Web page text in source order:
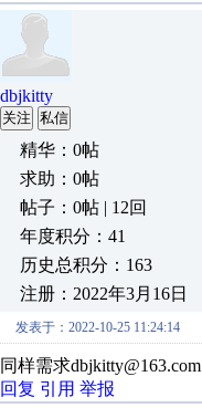
dbjkitty
关注 私信
精华：0帖
求助：0帖
帖子：0帖 | 12回
年度积分：41
历史总积分：163
注册：2022年3月16日
发表于：2022-10-25 11:24:14
同样需求dbjkitty@163.com
回复 引用 举报